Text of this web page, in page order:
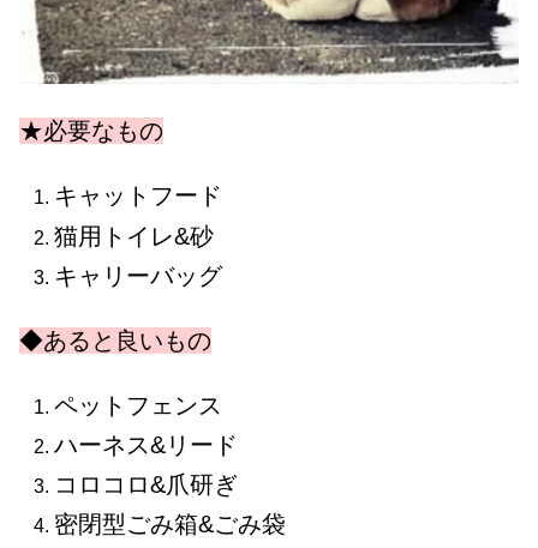
★必要なもの
キャットフード
猫用トイレ&砂
キャリーバッグ
◆あると良いもの
ペットフェンス
ハーネス&リード
コロコロ&爪研ぎ
密閉型ごみ箱&ごみ袋